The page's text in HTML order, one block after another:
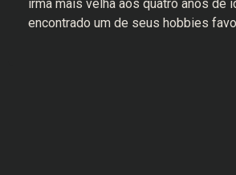
irmã mais velha aos quatro anos de
encontrado um de seus hobbies